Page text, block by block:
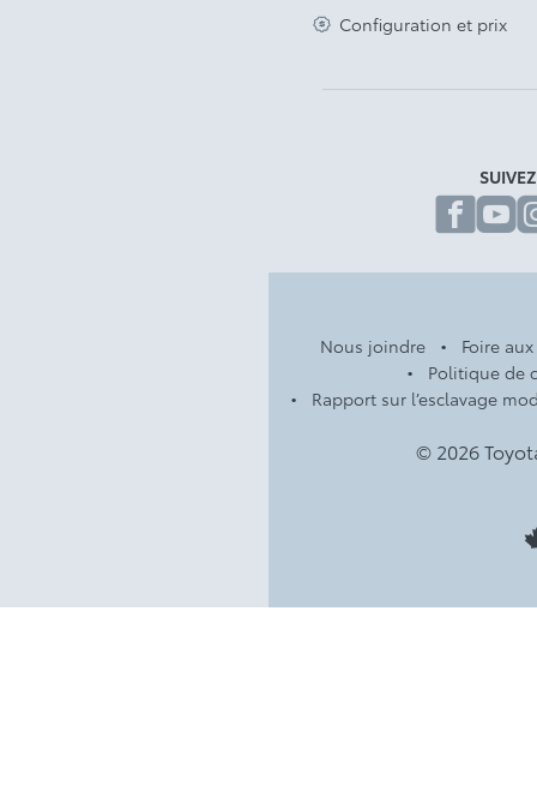
Configuration et prix
Nous joindre
Foire
Politique de
Rapport sur l’esclavage
© 2026